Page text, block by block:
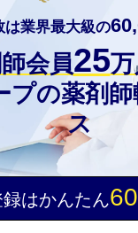
は業界最大級の
会員25
プの薬剤
ス
はかんたん60